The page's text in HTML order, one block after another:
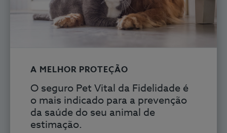
A MELHOR PROTEÇÃO
O seguro Pet Vital da Fidelidade é
o mais indicado para a prevenção
da saúde do seu animal de
estimação.